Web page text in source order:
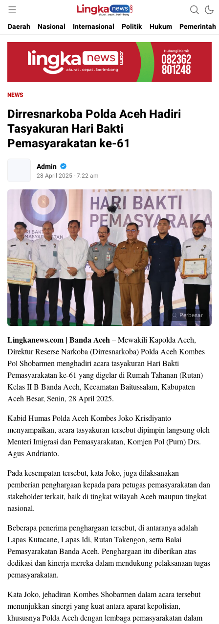
Lingkanews
Akurat. Cepat & Berimbang
Daerah
Nasional Internasional Politik Hukum Pemerintah
NEWS
Dirresnarkoba Polda Aceh Hadiri
Tasyakuran Hari Bakti
Pemasyarakatan ke-61
Admin
28 April 2025 - 7:22 am
Perbesar
Lingkanews.com | Banda Aceh– Mewakili Kapolda Aceh,
Direktur Reserse Narkoba (Dirresnarkoba) Polda Aceh Kombes
Pol Shobarmen menghadiri acara tasyakuran Hari Bakti
Pemasyarakatan ke-61 yang digelar di Rumah Tahanan (Rutan)
Kelas II B Banda Aceh, Kecamatan Baitussalam, Kabupaten
Aceh Besar, Senin, 28 April 2025.
Kabid Humas Polda Aceh Kombes Joko Krisdiyanto
menyampaikan, acara tasyakuran tersebut dipimpin langsung oleh
Menteri Imigrasi dan Pemasyarakatan, Komjen Pol (Purn) Drs.
Agus Andrianto.
Pada kesempatan tersebut, kata Joko, juga dilaksanakan
pemberian penghargaan kepada para petugas pemasyarakatan dan
stakeholder terkait, baik di tingkat wilayah Aceh maupun tingkat
nasional.
Beberapa penerima penghargaan tersebut, di antaranya adalah
Lapas Kutacane, Lapas Idi, Rutan Takengon, serta Balai
Pemasyarakatan Banda Aceh. Penghargaan itu diberikan atas
dedikasi dan kinerja mereka dalam mendukung pelaksanaan tugas
pemasyarakatan.
Kata Joko, jehadiran Kombes Shobarmen dalam acara tersebut
menunjukkan sinergi yang kuat antara aparat kepolisian,
khususnya Polda Aceh dengan lembaga pemasyarakatan dalam